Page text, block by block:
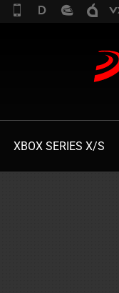
XBOX SERIES X/S